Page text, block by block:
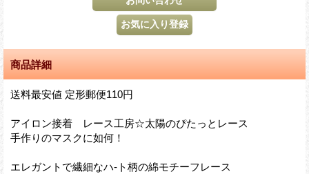
商品詳細
送料最安値 定形郵便110円
アイロン接着 レース工房☆太陽のぴたっとレース
手作りのマスクに如何！
エレガントで繊細なハ-ト柄の綿モチーフレース